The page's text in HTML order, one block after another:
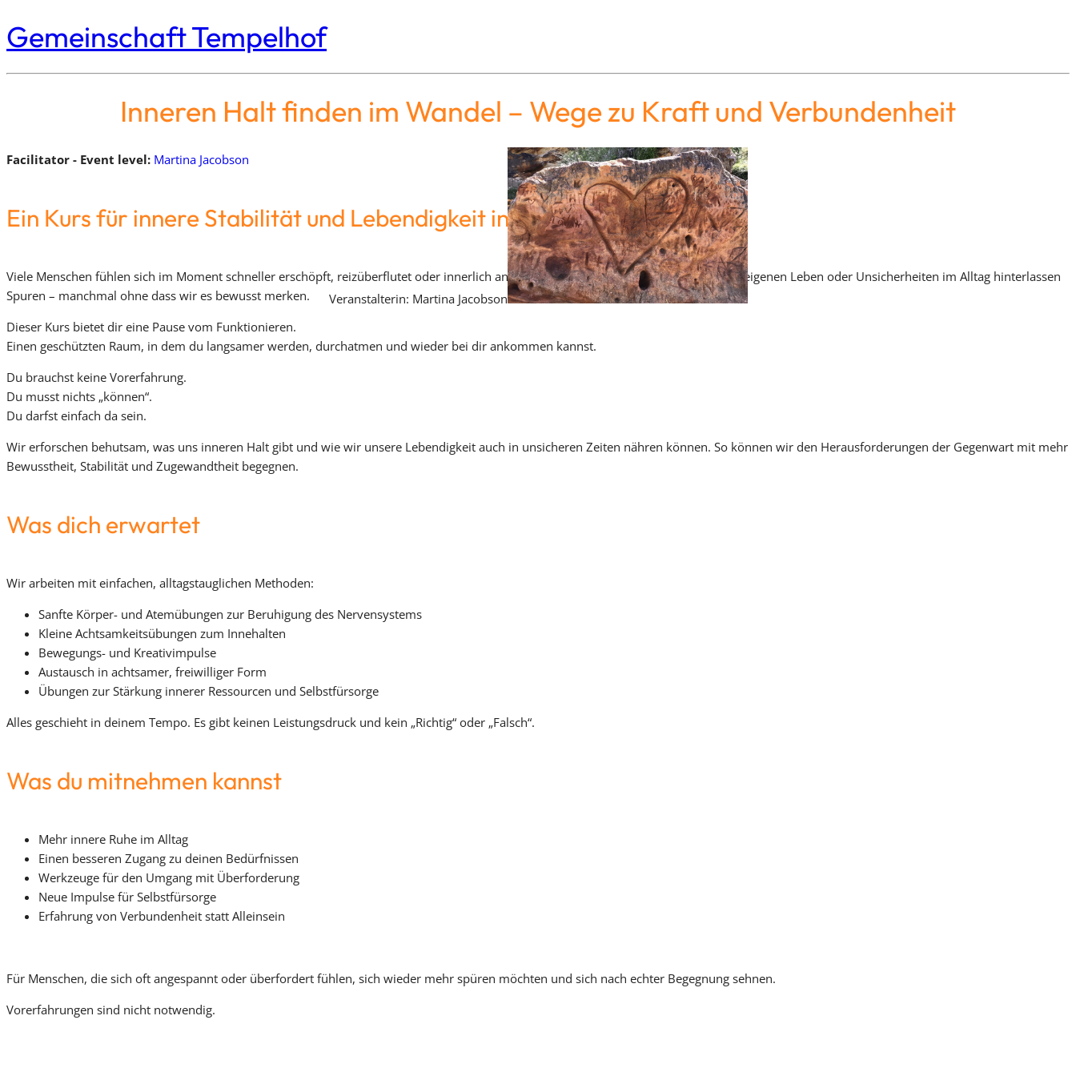
Gemeinschaft Tempelhof
Inneren Halt finden im Wandel – Wege zu Kraft und Verbundenheit
Veranstalterin: Martina Jacobson
Facilitator - Event level: Martina Jacobson
Ein Kurs für innere Stabilität und Lebendigkeit in bewegten Zeiten
Viele Menschen fühlen sich im Moment schneller erschöpft, reizüberflutet oder innerlich angespannt. Nachrichten, Veränderungen im eigenen Leben oder Unsicherheiten im Alltag hinterlassen
Spuren – manchmal ohne dass wir es bewusst merken.
Dieser Kurs bietet dir eine Pause vom Funktionieren.
Einen geschützten Raum, in dem du langsamer werden, durchatmen und wieder bei dir ankommen kannst.
Du brauchst keine Vorerfahrung.
Du musst nichts „können“.
Du darfst einfach da sein.
Wir erforschen behutsam, was uns inneren Halt gibt und wie wir unsere Lebendigkeit auch in unsicheren Zeiten nähren können. So können wir den Herausforderungen der Gegenwart mit mehr
Bewusstheit, Stabilität und Zugewandtheit begegnen.
Was dich erwartet
Wir arbeiten mit einfachen, alltagstauglichen Methoden:
Sanfte Körper- und Atemübungen zur Beruhigung des Nervensystems
Kleine Achtsamkeitsübungen zum Innehalten
Bewegungs- und Kreativimpulse
Austausch in achtsamer, freiwilliger Form
Übungen zur Stärkung innerer Ressourcen und Selbstfürsorge
Alles geschieht in deinem Tempo. Es gibt keinen Leistungsdruck und kein „Richtig“ oder „Falsch“.
Was du mitnehmen kannst
Mehr innere Ruhe im Alltag
Einen besseren Zugang zu deinen Bedürfnissen
Werkzeuge für den Umgang mit Überforderung
Neue Impulse für Selbstfürsorge
Erfahrung von Verbundenheit statt Alleinsein
Für Menschen, die sich oft angespannt oder überfordert fühlen, sich wieder mehr spüren möchten und sich nach echter Begegnung sehnen.
Vorerfahrungen sind nicht notwendig.